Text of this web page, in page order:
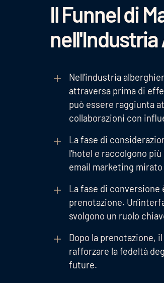
Il Funnel di
Nell'industria
attraversa prima di
può essere raggiunta
collaborazioni con
La fase di
l'hotel e raccolgono
email marketing
La fase di
prenotazione.
svolgono un ruolo
Dopo la prenotazione,
rafforzare la fedeltà
future.